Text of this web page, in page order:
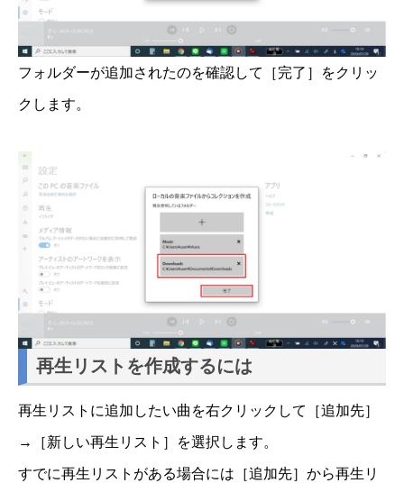
フォルダーが追加されたのを確認して［完了］をクリッ
クします。
再生リストを作成するには
再生リストに追加したい曲を右クリックして［追加先］
→［新しい再生リスト］を選択します。
すでに再生リストがある場合には［追加先］から再生リ